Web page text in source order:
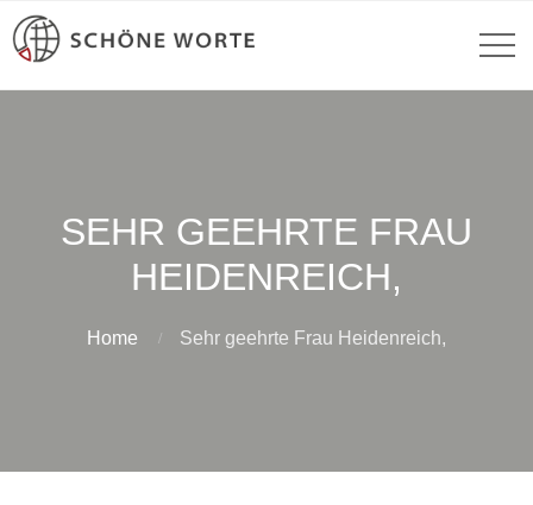
SEHR GEEHRTE FRAU
HEIDENREICH,
Home Sehr geehrte Frau Heidenreich,